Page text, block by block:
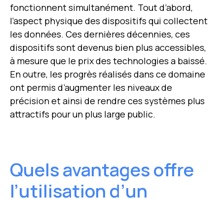
fonctionnent simultanément. Tout d’abord,
l’aspect physique des dispositifs qui collectent
les données. Ces dernières décennies, ces
dispositifs sont devenus bien plus accessibles,
à mesure que le prix des technologies a baissé.
En outre, les progrès réalisés dans ce domaine
ont permis d’augmenter les niveaux de
précision et ainsi de rendre ces systèmes plus
attractifs pour un plus large public.
Quels avantages offre
l’utilisation d’un